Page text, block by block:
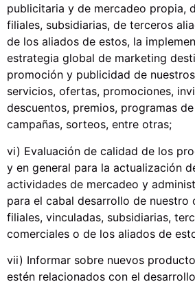
publicitaria y de mercadeo propia,
filiales, subsidiarias, de terceros
de los aliados de estos, la
estrategia global de marketing
promoción y publicidad de
servicios, ofertas, promociones,
descuentos, premios, programas
campañas, sorteos, entre otras;
vi) Evaluación de calidad de los
y en general para la actualización
actividades de mercadeo y
para el cabal desarrollo de nuestro
filiales, vinculadas, subsidiarias,
comerciales o de los aliados de
vii) Informar sobre nuevos
estén relacionados con el